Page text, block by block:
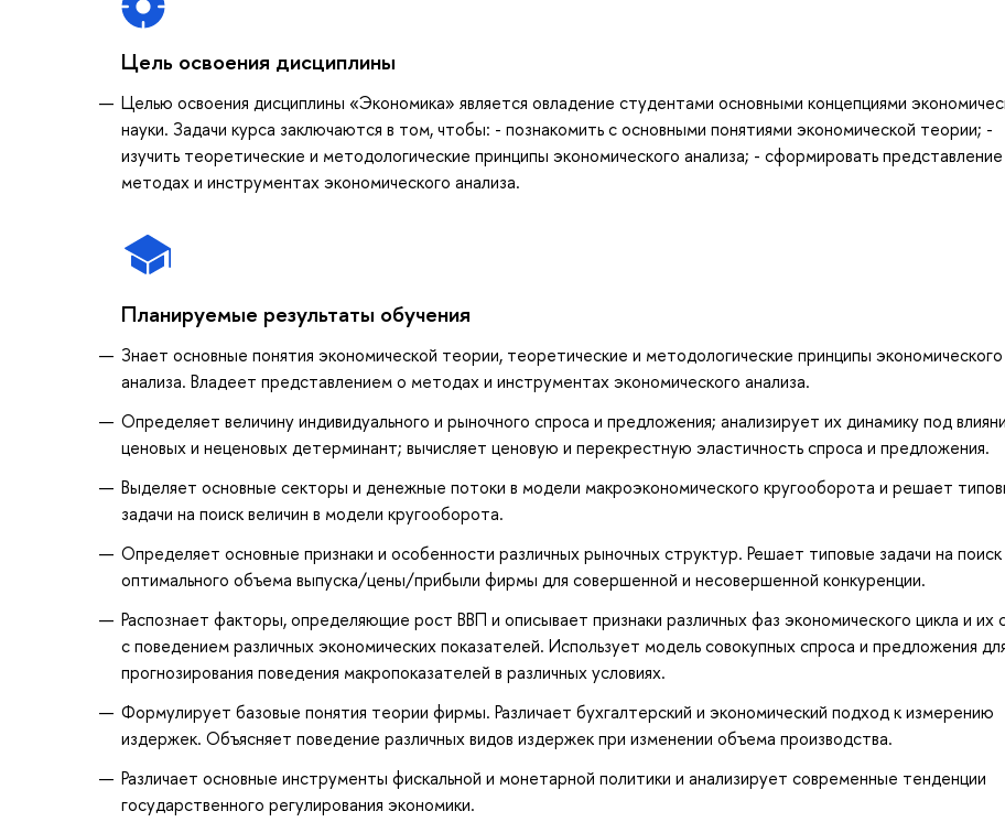
Цель освоения дисциплины
Целью освоения дисциплины «Экономика» является овладение студентами основными концепциями
науки. Задачи курса заключаются в том, чтобы: - познакомить с основными понятиями экономической теории; -
изучить теоретические и методологические принципы экономического анализа; - сформировать
методах и инструментах экономического анализа.
Планируемые результаты обучения
Знает основные понятия экономической теории, теоретические и методологические принципы экономического
анализа. Владеет представлением о методах и инструментах экономического анализа.
Определяет величину индивидуального и рыночного спроса и предложения; анализирует их динамику под
ценовых и неценовых детерминант; вычисляет ценовую и перекрестную эластичность спроса и предложения.
Выделяет основные секторы и денежные потоки в модели макроэкономического кругооборота и решает
задачи на поиск величин в модели кругооборота.
Определяет основные признаки и особенности различных рыночных структур. Решает типовые задачи на поиск
оптимального объема выпуска/цены/прибыли фирмы для совершенной и несовершенной конкуренции.
Распознает факторы, определяющие рост ВВП и описывает признаки различных фаз экономического цикла и их
с поведением различных экономических показателей. Использует модель совокупных спроса и предложения
прогнозирования поведения макропоказателей в различных условиях.
Формулирует базовые понятия теории фирмы. Различает бухгалтерский и экономический подход к измерению
издержек. Объясняет поведение различных видов издержек при изменении объема производства.
Различает основные инструменты фискальной и монетарной политики и анализирует современные тенденции
государственного регулирования экономики.